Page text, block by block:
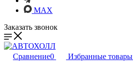
MAX
Заказать звонок
Сравнение0 Избранные товары